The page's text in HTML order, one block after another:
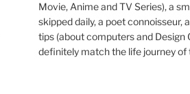
Movie, Anime and TV Series), a
skipped daily, a poet connoisseur,
tips (about computers and Design
definitely match the life journey of